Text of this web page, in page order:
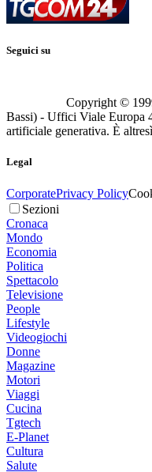
Seguici su
Copyright ©
Bassi) - Uffici Viale Europa
artificiale generativa. È
Legal
CorporatePrivacy Policy
Sezioni
Cronaca
Mondo
Economia
Politica
Spettacolo
Televisione
People
Lifestyle
Videogiochi
Donne
Magazine
Motori
Viaggi
Cucina
Tgtech
E-Planet
Cultura
Salute